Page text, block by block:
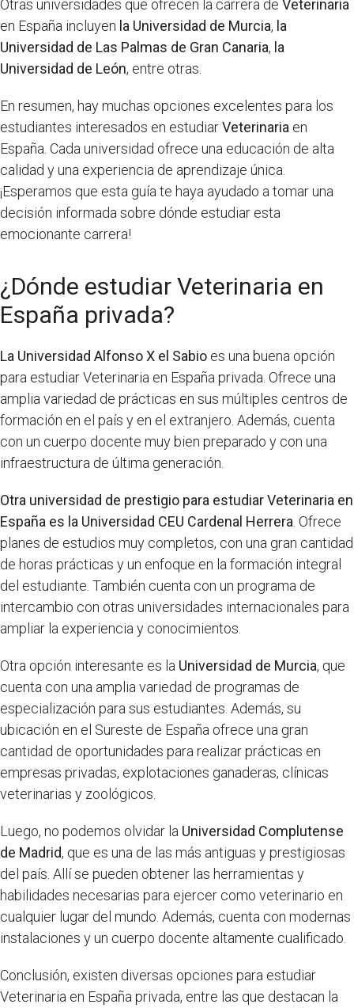
Otras universidades que ofrecen la carrera de Veterinaria
en España incluyen la Universidad de Murcia, la
Universidad de Las Palmas de Gran Canaria, la
Universidad de León, entre otras.
En resumen, hay muchas opciones excelentes para los
estudiantes interesados ​​en estudiarVeterinaria en
España. Cada universidad ofrece una educación de alta
calidad y una experiencia de aprendizaje única.
¡Esperamos que esta guía te haya ayudado a tomar una
decisión informada sobre dónde estudiar esta
emocionante carrera!
¿Dónde estudiar Veterinaria en
España privada?
La Universidad Alfonso X el Sabio es una buena opción
para estudiar Veterinaria en España privada. Ofrece una
amplia variedad de prácticas en sus múltiples centros de
formación en el país y en el extranjero. Además, cuenta
con un cuerpo docente muy bien preparado y con una
infraestructura de última generación.
Otra universidad de prestigio para estudiar Veterinaria en
España es la Universidad CEU Cardenal Herrera . Ofrece
planes de estudios muy completos, con una gran cantidad
de horas prácticas y un enfoque en la formación integral
del estudiante. También cuenta con un programa de
intercambio con otras universidades internacionales para
ampliar la experiencia y conocimientos.
Otra opción interesante es la Universidad de Murcia, que
cuenta con una amplia variedad de programas de
especialización para sus estudiantes. Además, su
ubicación en el Sureste de España ofrece una gran
cantidad de oportunidades para realizar prácticas en
empresas privadas, explotaciones ganaderas, clínicas
veterinarias y zoológicos.
Luego, no podemos olvidar la Universidad Complutense
de Madrid, que es una de las más antiguas y prestigiosas
del país. Allí se pueden obtener las herramientas y
habilidades necesarias para ejercer como veterinario en
cualquier lugar del mundo. Además, cuenta con modernas
instalaciones y un cuerpo docente altamente cualificado.
Conclusión, existen diversas opciones para estudiar
Veterinaria en España privada, entre las que destacan la